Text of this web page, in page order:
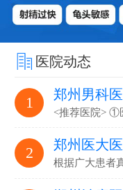
医院动态
1 郑州男科
<推荐医院>
2 郑州医大
根据广大患者